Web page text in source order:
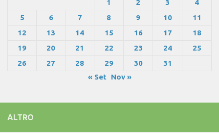
1
2 3
4
5
6 7 8 9 10
11
12
13 14 15 16 17
18
19
20 21 22 23 24
25
26
27 28 29 30
31
« Set
Nov »
ALTRO